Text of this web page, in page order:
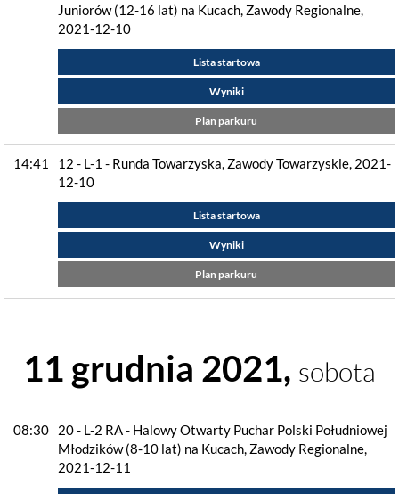
Juniorów (12-16 lat) na Kucach, Zawody Regionalne,
2021-12-10
Lista startowa
Wyniki
Plan parkuru
14:41
12 - L-1 - Runda Towarzyska, Zawody Towarzyskie, 2021-
12-10
Lista startowa
Wyniki
Plan parkuru
11 grudnia 2021, sobota
08:30
20 - L-2 RA - Halowy Otwarty Puchar Polski Południowej
Młodzików (8-10 lat) na Kucach, Zawody Regionalne,
2021-12-11